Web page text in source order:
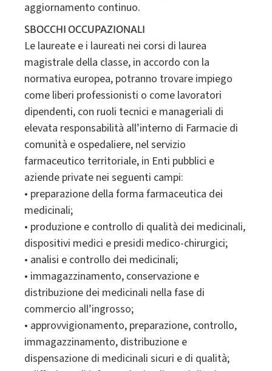
SBOCCHI OCCUPAZIONALI
Le laureate e i laureati nei corsi di laurea
magistrale della classe, in accordo con la
normativa europea, potranno trovare impiego
come liberi professionisti o come lavoratori
dipendenti, con ruoli tecnici e manageriali di
elevata responsabilità all’interno di Farmacie di
comunità e ospedaliere, nel servizio
farmaceutico territoriale, in Enti pubblici e
aziende private nei seguenti campi:
• preparazione della forma farmaceutica dei
medicinali;
• produzione e controllo di qualità dei medicinali,
dispositivi medici e presidi medico-chirurgici;
• analisi e controllo dei medicinali;
• immagazzinamento, conservazione e
distribuzione dei medicinali nella fase di
commercio all’ingrosso;
• approvvigionamento, preparazione, controllo,
immagazzinamento, distribuzione e
dispensazione di medicinali sicuri e di qualità;